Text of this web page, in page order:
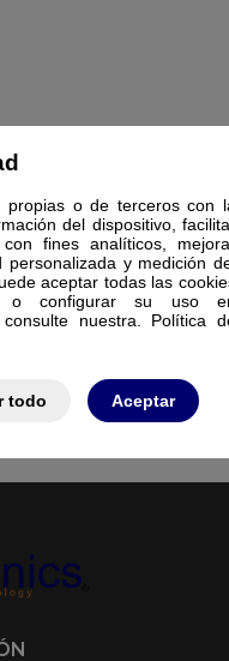
propias o de terceros con
del dispositivo,
fines analíticos,
personalizada y medición
aceptar todas las
o configurar su uso
consulte nuestra. Política
todo Aceptar